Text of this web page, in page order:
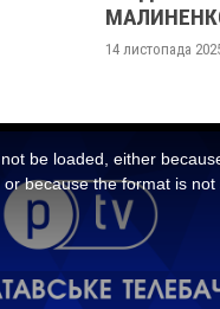
МАЛИНЕНКО
14 листопада 2025 0